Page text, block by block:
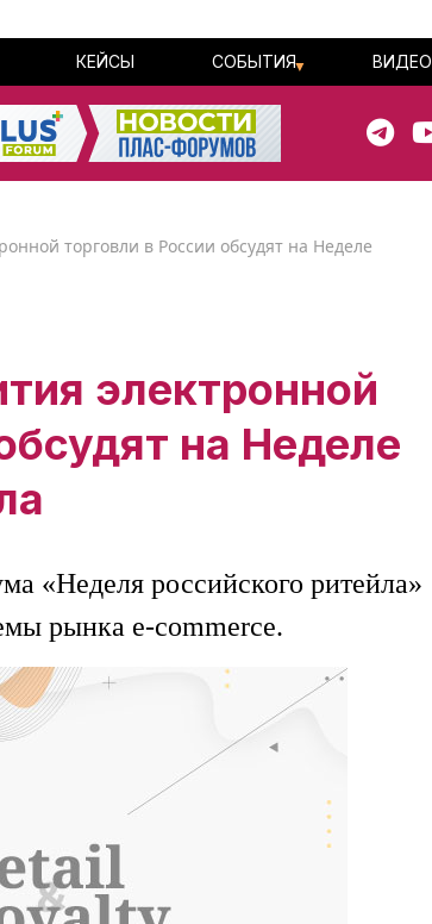
КЕЙСЫ СОБЫТИЯ ВИДЕО
торговли в России обсудят на Неделе
электронной
на Неделе
«Неделя российского ритейла»
рынка e-commerce.